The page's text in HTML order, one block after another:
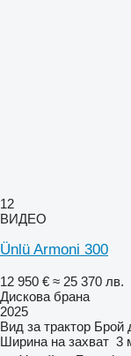
12
ВИДЕО
Ünlü Armoni 300
12 950 € ≈ 25 370 лв.
Дискова брана
2025
Вид за трактор Брой
Ширина на захват 3